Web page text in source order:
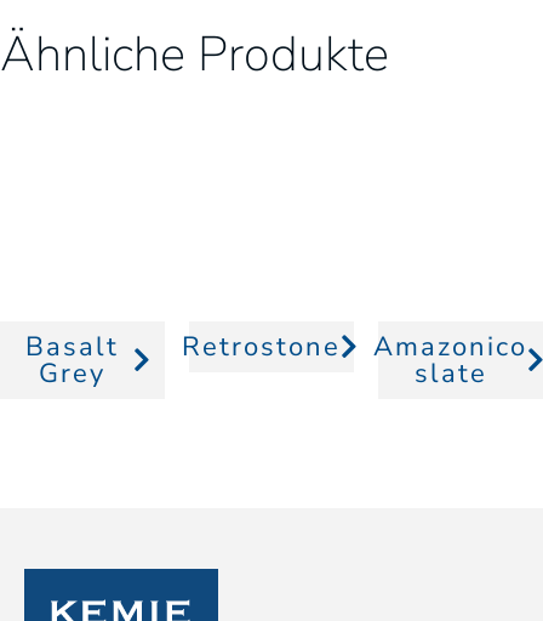
Ähnliche Produkte
Basalt
Grey
Retrostone Amazonico
slate